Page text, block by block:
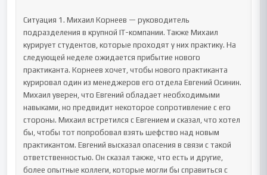
Ситуация 1. Михаил Корнеев — руководитель
подразделения в крупной IT-компании. Также Михаил
курирует студентов, которые проходят у них практику. На
следующей неделе ожидается прибытие нового
практиканта. Корнеев хочет, чтобы нового практиканта
курировал один из менеджеров его отдела Евгений Осинин.
Михаил уверен, что Евгений обладает необходимыми
навыками, но предвидит некоторое сопротивление с его
стороны. Михаил встретился с Евгением и сказал, что хотел
бы, чтобы тот попробовал взять шефство над новым
практикантом. Евгений высказал опасения в связи с такой
ответственностью. Он сказал также, что есть и другие,
более опытные коллеги, которые могли бы справиться с